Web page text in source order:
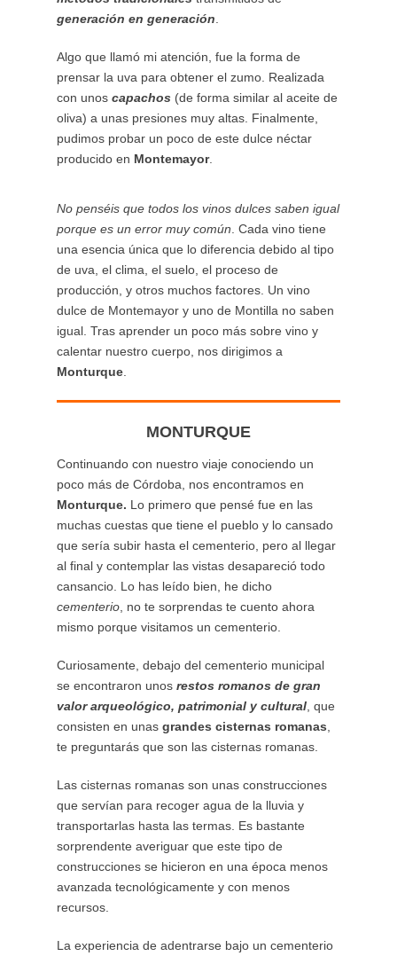
generación en generación
Algo que llamó mi atención, fue la forma de
prensar la uva para obtener el zumo. Realizada
con unos capachos (de forma similar al aceite de
oliva) a unas presiones muy altas. Finalmente,
pudimos probar un poco de este dulce néctar
producido en Montemayor.
No penséis que todos los vinos dulces saben igual
porque es un error muy común . Cada vino tiene
una esencia única que lo diferencia debido al tipo
de uva, el clima, el suelo, el proceso de
producción, y otros muchos factores. Un vino
dulce de Montemayor y uno de Montilla no saben
igual. Tras aprender un poco más sobre vino y
calentar nuestro cuerpo, nos dirigimos a
Monturque
MONTURQUE
Continuando con nuestro viaje conociendo un
poco más de Córdoba, nos encontramos en
Monturque. Lo primero que pensé fue en las
muchas cuestas que tiene el pueblo y lo cansado
que sería subir hasta el cementerio, pero al llegar
al final y contemplar las vistas desapareció todo
cansancio. Lo has leído bien, he dicho
cementerio , no te sorprendas te cuento ahora
mismo porque visitamos un cementerio.
Curiosamente, debajo del cementerio municipal
se encontraron unos restos romanos de gran
valor arqueológico, patrimonial y cultural , que
consisten en unas grandes cisternas romanas
te preguntarás que son las cisternas romanas.
Las cisternas romanas son unas construcciones
que servían para recoger agua de la lluvia y
transportarlas hasta las termas. Es bastante
sorprendente averiguar que este tipo de
construcciones se hicieron en una época menos
avanzada tecnológicamente y con menos
recursos.
La experiencia de adentrarse bajo un cementerio